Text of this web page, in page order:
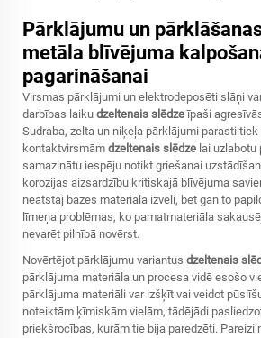
Pārklājumu un
metāla blīvējuma
pagarināšanai
Virsmas pārklājumi un elektrodeposēti slāņi
darbības laiku dzeltenais slēdzeīpaši
Sudraba, zelta un niķeļa pārklājumi parasti
kontaktvirsmām dzeltenais slēdze lai uzlabotu
samazinātu iespēju notikt griešanai
korozijas aizsardzību kritiskajā blīvējuma
neatstāj bāzes materiāla izvēli, bet gan to
līmeņa problēmas, ko pamatmateriāla
nevarēt pilnībā novērst.
Novērtējot pārklājumu variantus dzeltenais
pārklājuma materiāla un procesa vidē esošo
pārklājuma materiāli var izšķīt vai veidot
noteiktām ķīmiskām vielām, tādējādi
priekšrocības, kurām tie bija paredzēti. Pareizi